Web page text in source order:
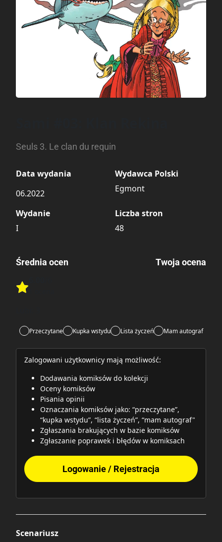
Seuls 3. Le clan du requin
Data wydania
06.2022
Wydawca Polski
Egmont
Wydanie
I
Liczba stron
48
Średnia ocen
Rate this item:
Twoja ocena
Przeczytane Kupka wstydu Lista życzeń Mam autograf
Zalogowani użytkownicy mają możliwość:
Dodawania komiksów do kolekcji
Oceny komiksów
Pisania opinii
Oznaczania komiksów jako: “przeczytane”,
“kupka wstydu”, “lista życzeń”, “mam autograf"
Zgłaszania brakujących w bazie komiksów
Zgłaszanie poprawek i błędów w komiksach
Logowanie / Rejestracja
Scenariusz